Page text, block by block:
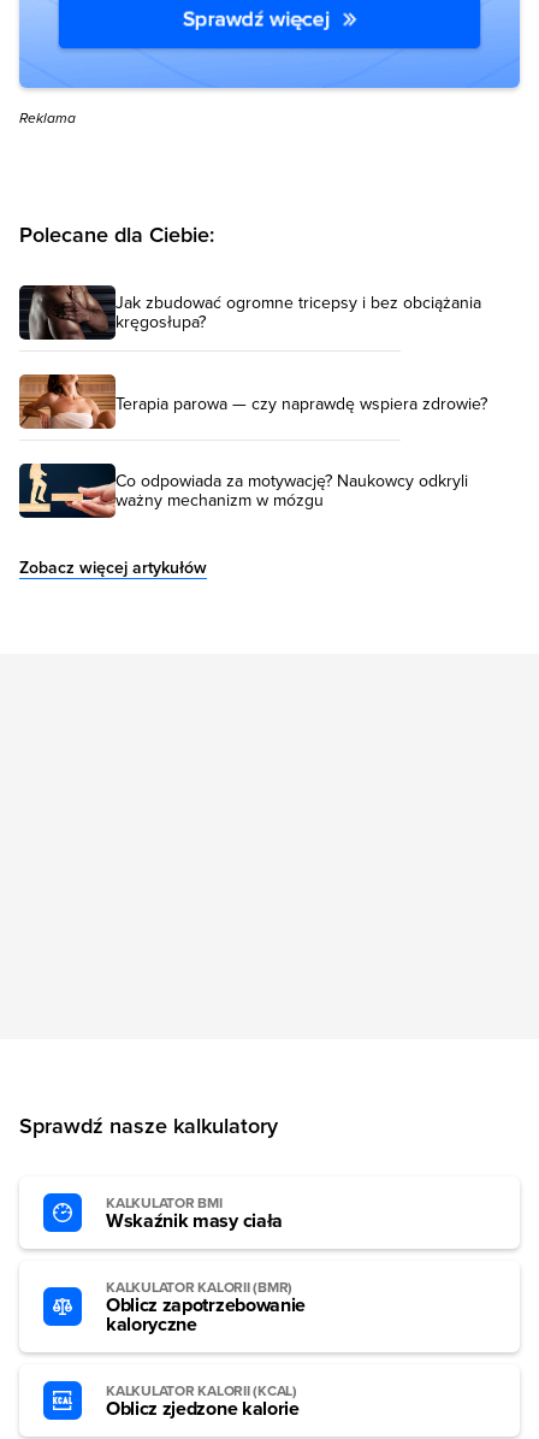
Reklama
Polecane dla Ciebie:
Jak zbudować ogromne tricepsy i bez obciążania
kręgosłupa?
Terapia parowa — czy naprawdę wspiera zdrowie?
Co odpowiada za motywację? Naukowcy odkryli
ważny mechanizm w mózgu
Zobacz więcej artykułów
Sprawdź nasze kalkulatory
KALKULATOR BMI
Wskaźnik masy ciała
KALKULATOR KALORII (BMR)
Oblicz zapotrzebowanie
kaloryczne
KALKULATOR KALORII (KCAL)
Oblicz zjedzone kalorie